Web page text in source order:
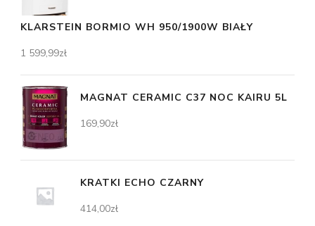
KLARSTEIN BORMIO WH 950/1900W BIAŁY
1 599,99zł
MAGNAT CERAMIC C37 NOC KAIRU 5L
169,90zł
KRATKI ECHO CZARNY
414,00zł